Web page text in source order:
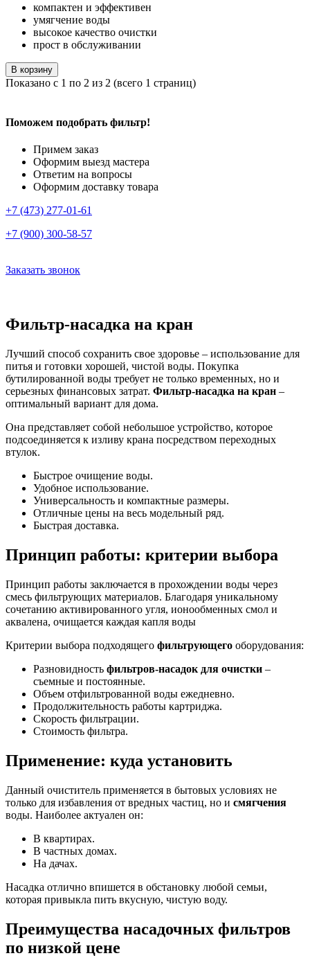
компактен и эффективен
умягчение воды
высокое качество очистки
прост в обслуживании
В корзину
Показано с 1 по 2 из 2 (всего 1 страниц)
Поможем подобрать фильтр!
Примем заказ
Оформим выезд мастера
Ответим на вопросы
Оформим доставку товара
+7 (473) 277-01-61
+7 (900) 300-58-57
Заказать звонок
Фильтр-насадка на кран
Лучший способ сохранить свое здоровье – использование для
питья и готовки хорошей, чистой воды. Покупка
бутилированной воды требует не только временных, но и
серьезных финансовых затрат. Фильтр-насадка на кран –
оптимальный вариант для дома.
Она представляет собой небольшое устройство, которое
подсоединяется к изливу крана посредством переходных
втулок.
Быстрое очищение воды.
Удобное использование.
Универсальность и компактные размеры.
Отличные цены на весь модельный ряд.
Быстрая доставка.
Принцип работы: критерии выбора
Принцип работы заключается в прохождении воды через
смесь фильтрующих материалов. Благодаря уникальному
сочетанию активированного угля, ионообменных смол и
аквалена, очищается каждая капля воды
Критерии выбора подходящего фильтрующего оборудования:
Разновидность фильтров-насадок для очистки –
съемные и постоянные.
Объем отфильтрованной воды ежедневно.
Продолжительность работы картриджа.
Скорость фильтрации.
Стоимость фильтра.
Применение: куда установить
Данный очиститель применяется в бытовых условиях не
только для избавления от вредных частиц, но и смягчения
воды. Наиболее актуален он:
В квартирах.
В частных домах.
На дачах.
Насадка отлично впишется в обстановку любой семьи,
которая привыкла пить вкусную, чистую воду.
Преимущества насадочных фильтров
по низкой цене